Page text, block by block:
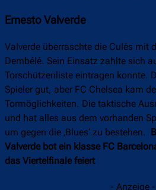
Ernesto Valverde
Valverde überraschte die Culés mit
Dembélé. Sein Einsatz zahlte sich
Torschützenliste eintragen konnte.
Spieler gut, aber FC Chelsea kam
Tormöglichkeiten. Die taktische
und hat alles aus dem vorhanden
um gegen die ‚Blues‘ zu bestehen.
Valverde bot ein klasse FC
das Viertelfinale feiert
- Anzeige -